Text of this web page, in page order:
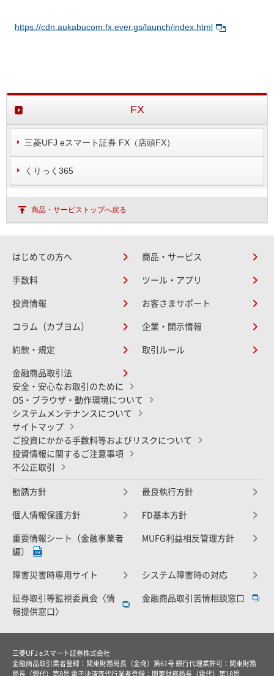
https://cdn.aukabucom.fx.ever.gs/launch/index.html
FX
三菱UFJ eスマート証券 FX（店頭FX）
くりっく365
商品・サービストップへ戻る
はじめての方へ 商品・サービス
手数料 ツール・アプリ
投資情報 お客さまサポート
コラム（カブヨム） 企業・開示情報
約款・規定 取引ルール
金融商品取引法
安全・安心なお取引のために
OS・ブラウザ・動作環境について
システムメンテナンスについて
サイトマップ
ご投資にかかる手数料等およびリスクについて
投資情報に関するご注意事項
不公正取引
勧誘方針 最良執行方針
個人情報保護方針 FD基本方針
重要情報シート（金融事業者
編）
MUFG利益相反管理方針
障害災害時専用サイト システム障害時の対応
証券取引等監視委員会〈情
報提供窓口〉
金融商品取引苦情相談窓口
三菱UFJ eスマート証券株式会社
金融商品取引業者登録：関東財務局長（金商）第61号 銀行代理業許可：関東財務
局長（銀代）第8号 電子決済等代行業者登録：関東財務局長（電代）第18号